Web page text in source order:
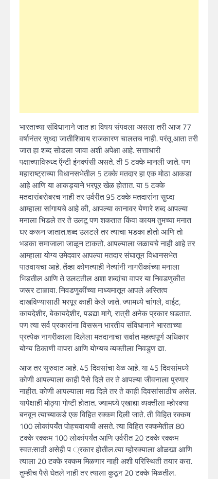
भारताच्या संविधानाने जात हा विषय संपवला असला तरी आज 77
वर्षानंतर सुध्दा जातीशिवाय राजकारण चालतच नाही. परंतू आता तरी
जात हा शब्द सोडला जावा अशी अपेक्षा आहे. सत्ताधारी
पक्षाच्याविरुध्द ऍन्टी इंनक्पंसी असते. ती 5 टक्के मानली जाते. पण
महाराष्ट्राच्या विधानसभेतील 5 टक्के मतदार हा एक मोठा आकडा
आहे आणि या आकड्याने भरपूर खेळ होतात. या 5 टक्के
मतदारांबरोबरच नाही तर उर्वरीत 95 टक्के मतदारांना सुध्दा
आम्हाला सांगायचे आहे की, आपल्या कानावर येणारे शब्द आपल्या
मनाला भिडले तर ते उलटू पण शकतात किंवा कायम तुमच्या मनात
घर करून जातात.शब्द उलटले तर त्याचा भडका होतो आणि तो
भडका समाजाला जाळून टाकतो. आपल्याला जळायचे नाही आहे तर
आम्हाला योग्य उमेदवार आपल्या मतदार संघातून विधानसभेत
पाठवायचा आहे. तेंव्हा कोणत्याही नेत्यांनी नागरीकांच्या मनाला
भिडतील आणि ते उलटतील अशा शब्दांचा वापर या निवडणुकीत
जरूर टाळावा. निवडणुकींच्या माध्यमातून आपले अस्तित्व
दाखविण्यासाठी भरपूर काही केले जाते. ज्यामध्ये चांगले, वाईट,
कायदेशीर, बेकायदेशीर, पडद्या मागे, रात्री अनेक प्रकार घडतात.
पण त्या सर्व प्रकारांना विसरून भारतीय संविधानाने भारताच्या
प्रत्येक नागरीकाला दिलेला मतदानाचा सर्वात महत्वपूर्ण अधिकार
योग्य ठिकाणी वापरा आणि योग्यच व्यक्तीला निवडुण द्या.
आज तर सुरुवात आहे. 45 दिवसांचा वेळ आहे. या 45 दिवसांमध्ये
कोणी आपल्याला काही पैसे दिले तर ते आपल्या जीवनाला पुरणार
नाहीत. कोणी आपल्याला मद्य दिले तर ते काही दिवसांसाठीच असेल.
यापेक्षाही मोठ्या गोष्टी होतात. ज्यामध्ये एखाद्या व्यक्तीला म्होरक्या
बनवून त्याच्याकडे एक विहित रक्कम दिली जाते. ती विहित रक्कम
100 लोकांपर्यंत पोहचवायची असते. त्या विहित रक्कमेतील 80
टक्के रक्कम 100 लोकांपर्यंत आणि उर्वरीत 20 टक्के रक्कम
स्वत:साठी असेही प ्रकार होतील.त्या म्होरक्याला ओळखा आणि
त्याला 20 टक्के रक्कम मिळणार नाही अशी परिस्थिती तयार करा.
तुम्हीच पैसे घेतले नाही तर त्याला कुठून 20 टक्के मिळतील.